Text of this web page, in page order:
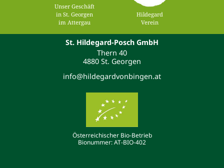
Unser Geschäft
in St. Georgen
im Attergau
Hildegard
Verein
St. Hildegard-Posch GmbH
Thern 40
4880 St. Georgen
info@hildegardvonbingen.at
Österreichischer Bio-Betrieb
Bionummer: AT-BIO-402